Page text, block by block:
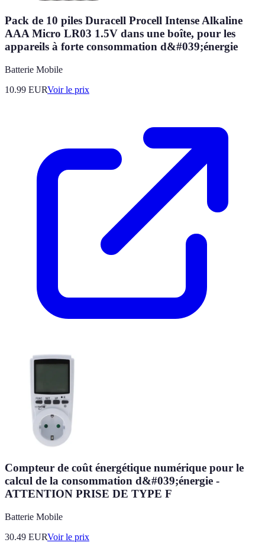
Pack de 10 piles Duracell Procell Intense Alkaline
AAA Micro LR03 1.5V dans une boîte, pour les
appareils à forte consommation d&#039;énergie
Batterie Mobile
10.99 EURVoir le prix
Compteur de coût énergétique numérique pour le
calcul de la consommation d&#039;énergie -
ATTENTION PRISE DE TYPE F
Batterie Mobile
30.49 EURVoir le prix